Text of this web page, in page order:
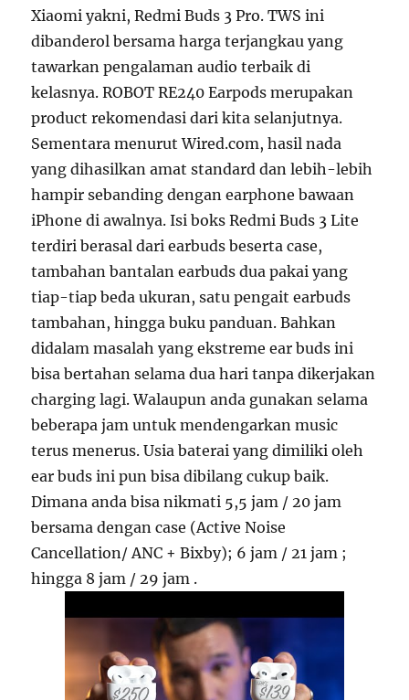
Xiaomi yakni, Redmi Buds 3 Pro. TWS ini
dibanderol bersama harga terjangkau yang
tawarkan pengalaman audio terbaik di
kelasnya. ROBOT RE240 Earpods merupakan
product rekomendasi dari kita selanjutnya.
Sementara menurut Wired.com, hasil nada
yang dihasilkan amat standard dan lebih-lebih
hampir sebanding dengan earphone bawaan
iPhone di awalnya. Isi boks Redmi Buds 3 Lite
terdiri berasal dari earbuds beserta case,
tambahan bantalan earbuds dua pakai yang
tiap-tiap beda ukuran, satu pengait earbuds
tambahan, hingga buku panduan. Bahkan
didalam masalah yang ekstreme ear buds ini
bisa bertahan selama dua hari tanpa dikerjakan
charging lagi. Walaupun anda gunakan selama
beberapa jam untuk mendengarkan music
terus menerus. Usia baterai yang dimiliki oleh
ear buds ini pun bisa dibilang cukup baik.
Dimana anda bisa nikmati 5,5 jam / 20 jam
bersama dengan case (Active Noise
Cancellation/ ANC + Bixby); 6 jam / 21 jam ;
hingga 8 jam / 29 jam .